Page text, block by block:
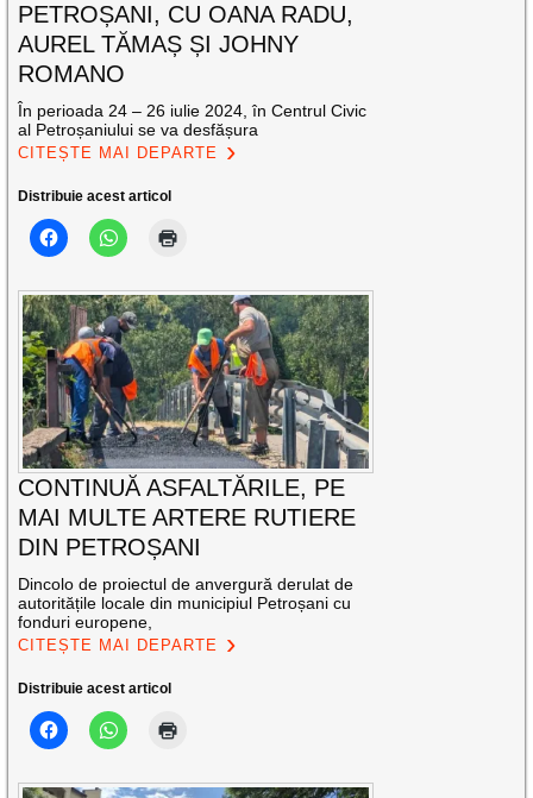
PETROȘANI, CU OANA RADU,
AUREL TĂMAȘ ȘI JOHNY
ROMANO
În perioada 24 – 26 iulie 2024, în Centrul Civic
al Petroșaniului se va desfășura
CITEȘTE MAI DEPARTE
Distribuie acest articol
CONTINUĂ ASFALTĂRILE, PE
MAI MULTE ARTERE RUTIERE
DIN PETROȘANI
Dincolo de proiectul de anvergură derulat de
autoritățile locale din municipiul Petroșani cu
fonduri europene,
CITEȘTE MAI DEPARTE
Distribuie acest articol